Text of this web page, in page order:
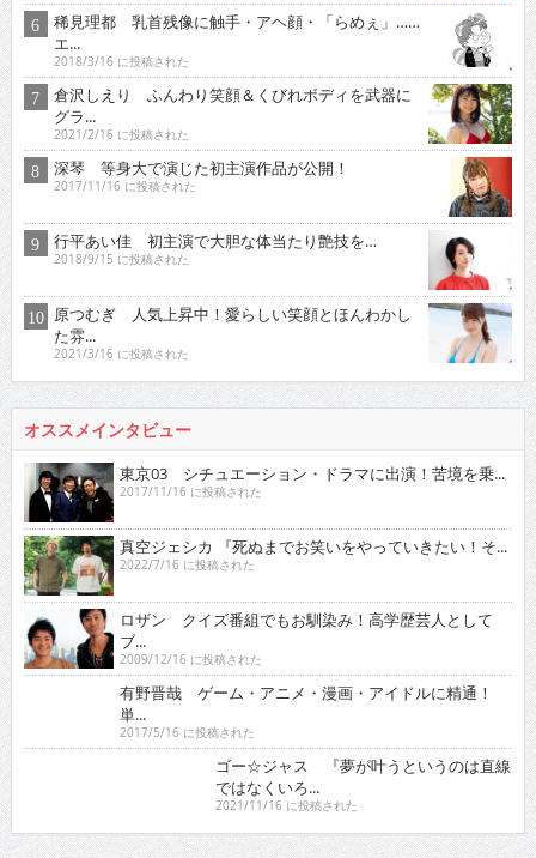
稀見理都 乳首残像に触手・アヘ顔・「らめぇ」……
エ...
2018/3/16 に投稿された
倉沢しえり ふんわり笑顔＆くびれボディを武器に
グラ...
2021/2/16 に投稿された
深琴 等身大で演じた初主演作品が公開！
2017/11/16 に投稿された
行平あい佳 初主演で大胆な体当たり艶技を…
2018/9/15 に投稿された
原つむぎ 人気上昇中！愛らしい笑顔とほんわかし
た雰...
2021/3/16 に投稿された
オススメインタビュー
東京03 シチュエーション・ドラマに出演！苦境を乗...
2017/11/16 に投稿された
真空ジェシカ 『死ぬまでお笑いをやっていきたい！そ...
2022/7/16 に投稿された
ロザン クイズ番組でもお馴染み！高学歴芸人として
ブ...
2009/12/16 に投稿された
有野晋哉 ゲーム・アニメ・漫画・アイドルに精通！
単...
2017/5/16 に投稿された
ゴー☆ジャス 『夢が叶うというのは直線ではなくい
2021/11/16 に投稿された